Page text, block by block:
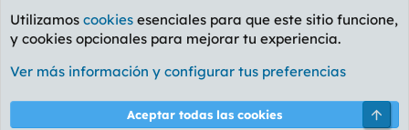
Foro Informática y Videojuegos
Cookies
PL OLDSTYLE AMARILLO
Términos y reglas Política de privacidad Ayuda
Utilizamos cookies esenciales para que este sitio funcione,
y cookies opcionales para mejorar tu experiencia.
Ver más información y configurar tus preferencias
Aceptar todas las cookies